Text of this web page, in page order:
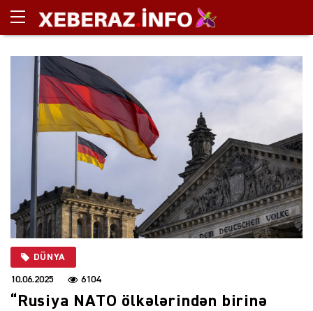
DÜNYA
10.06.2025 6104
“Rusiya NATO ölkələrindən birinə